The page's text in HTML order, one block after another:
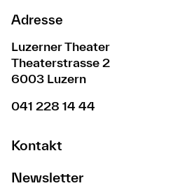
Adresse
Luzerner Theater
Theaterstrasse 2
6003 Luzern
041 228 14 44
Kontakt
Newsletter